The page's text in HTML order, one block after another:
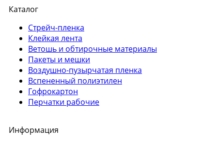
Каталог
Стрейч-пленка
Клейкая лента
Ветошь и обтирочные материалы
Пакеты и мешки
Воздушно-пузырчатая пленка
Вспененный полиэтилен
Гофрокартон
Перчатки рабочие
Информация